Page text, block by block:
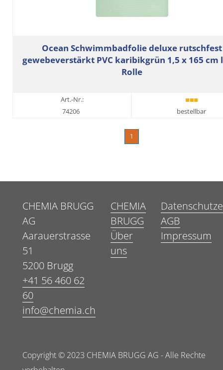
Ocean Schwimmbadfolie deluxe rutschfest
gewebeverstärkt PVC karibikgrün 1,5 x 165 cm
Rolle
Art.-Nr.:
74206
bestellbar
1
CHEMIA BRUGG
AG
Aarauerstrasse
51
5200 Brugg
+41 56 460 62
60
info@chemia.ch
CHEMIA
BRUGG
Über
uns
AGB
Impressum
Copyright © 2023 CHEMIA BRUGG AG - Alle Rechte